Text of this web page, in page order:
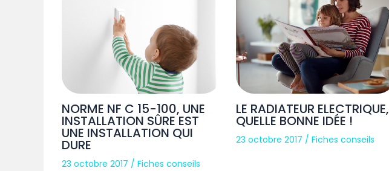
NORME NF C 15-100, UNE
INSTALLATION SÛRE EST
UNE INSTALLATION QUI
DURE
23 octobre 2017 / Fiches conseils
LE RADIATEUR ELECTRIQUE,
QUELLE BONNE IDÉE !
23 octobre 2017 /Fiches conseils